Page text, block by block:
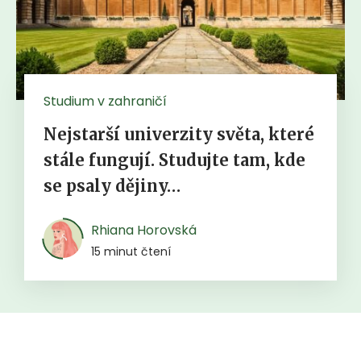
Studium v zahraničí
Nejstarší univerzity světa, které
stále fungují. Studujte tam, kde
se psaly dějiny…
Rhiana Horovská
15 minut čtení